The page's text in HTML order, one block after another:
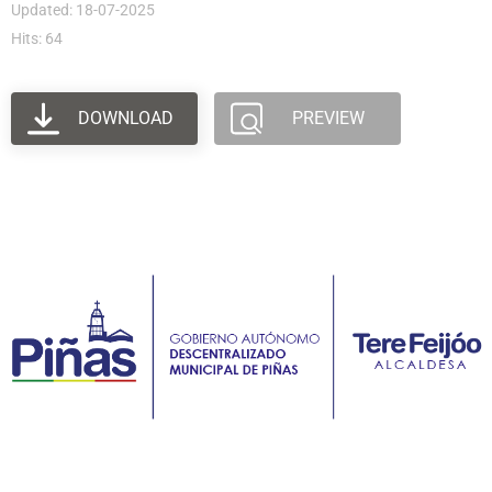
Updated: 18-07-2025
Hits: 64
DOWNLOAD PREVIEW